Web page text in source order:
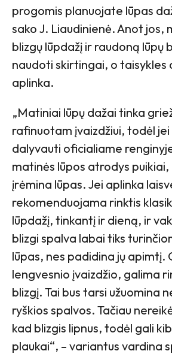
progomis planuojate lūpas
sako J. Liaudinienė. Anot jos,
blizgų lūpdažį ir raudoną lūpų
naudoti skirtingai, o taisykles
aplinka.
„Matiniai lūpų dažai tinka
rafinuotam įvaizdžiui, todėl
dalyvauti oficialiame
matinės lūpos atrodys puikiai,
įrėmina lūpas. Jei aplinka
rekomenduojama rinktis
lūpdažį, tinkantį ir dieną, ir
blizgi spalva labai tiks
lūpas, nes padidina jų apimtį.
lengvesnio įvaizdžio, galima
blizgį. Tai bus tarsi užuomina
ryškios spalvos. Tačiau
kad blizgis lipnus, todėl gali
plaukai“, – variantus vardina